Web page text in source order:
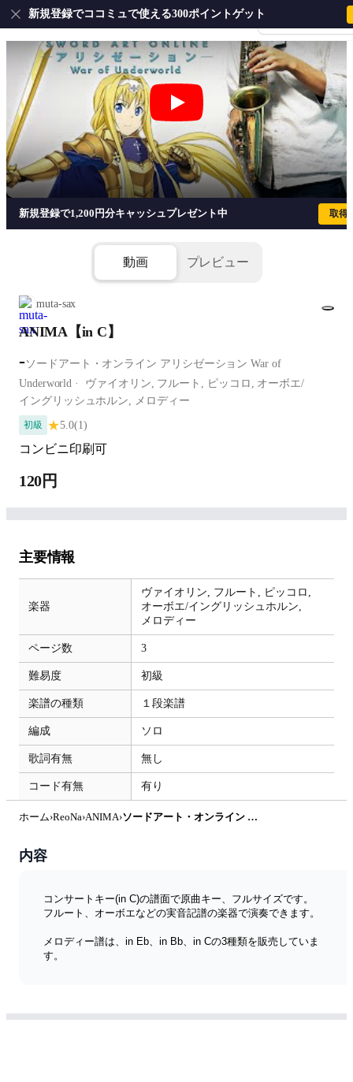
会員登録・ログイ
新規登録でココミュで使える300ポイントゲット
ANIMA【in C】 - ソードアート・オ
新規登録で1,200円分キャッシュプレゼント中 取得
動画 プレビュー
muta-sax
ANIMA【in C】
-ソードアート・オンライン アリシゼーション War of
Underworld
ヴァイオリン, フルート, ピッコロ, オーボエ/
イングリッシュホルン, メロディー
初級 ★5.0(1)
コンビニ印刷可
120円
主要情報
楽器
ヴァイオリン, フルート,
ピッコロ,
オーボエ/イングリッシュホルン,
メロディー
ページ数 3
難易度 初級
楽譜の種類 １段楽譜
編成 ソロ
歌詞有無 無し
コード有無 有り
ホーム›ReoNa›ANIMA› ソードアート・オンライン アリシゼーション War of Underworld - ANIMA【in C】 by muta-sax
内容
コンサートキー(in C)の譜面で原曲キー、フルサイズです。
フルート、オーボエなどの実音記譜の楽器で演奏できます。
メロディー譜は、in Eb、in Bb、in Cの3種類を販売していま
す。